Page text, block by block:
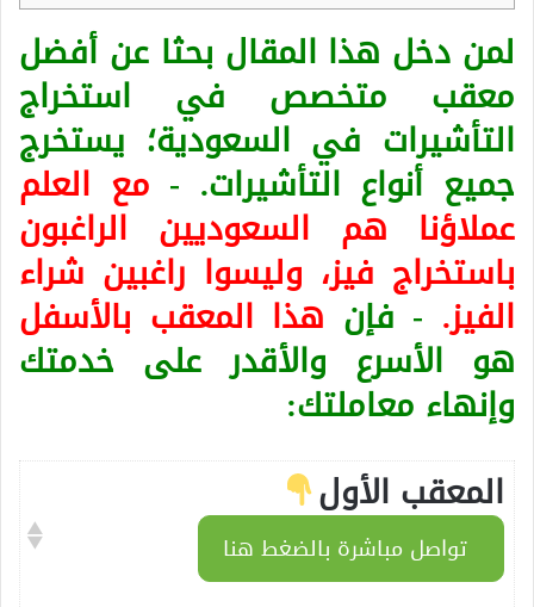
لمن دخل هذا المقال بحثا عن أفضل
معقب متخصص في استخراج
التأشيرات في السعودية؛ يستخرج
جميع أنواع التأشيرات. - مع العلم
عملاؤنا هم السعوديين الراغبون
باستخراج فيز، وليسوا راغبين شراء
الفيز. - فإن هذا المعقب بالأسفل
هو الأسرع والأقدر على خدمتك
وإنهاء معاملتك:
المعقب الأول
تواصل مباشرة بالضغط هنا